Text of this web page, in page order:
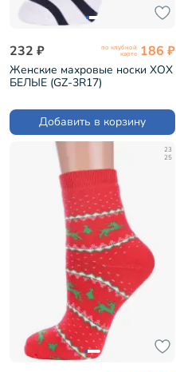
232 ₽ по клубной
карте 186 ₽
Женские махровые носки ХОХ
БЕЛЫЕ (GZ-3R17)
Добавить в корзину
23
25